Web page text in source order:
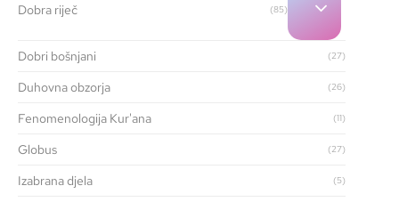
Dobra riječ (85)
Dobri bošnjani (27)
Duhovna obzorja (26)
Fenomenologija Kur'ana (11)
Globus (27)
Izabrana djela (5)